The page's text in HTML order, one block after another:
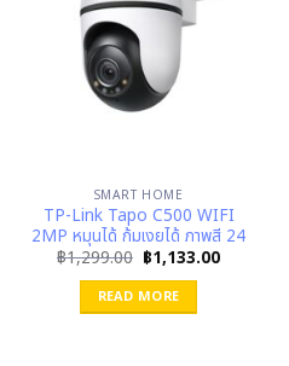
SMART HOME
TP-Link Tapo C500 WIFI
2MP หมุนได้ ก้มเงยได้ ภาพสี 24
฿1,299.00 Original
price
was:
฿1,299.00.
฿1,133.00Current
READ MORE